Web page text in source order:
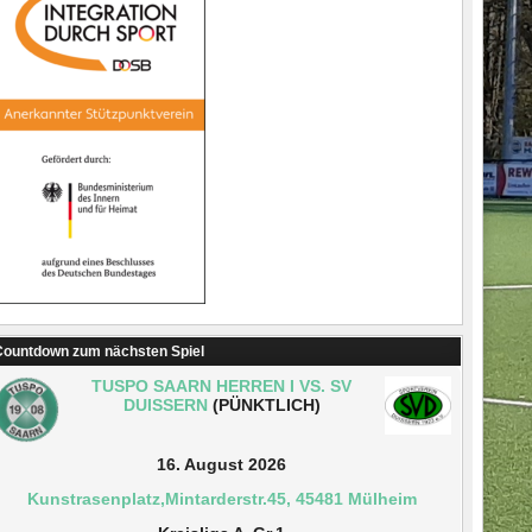
zum nächsten Spiel
TUSPO SAARN HERREN I VS. SV
DUISSERN(PÜNKTLICH)
16. August 2026
Kunstrasenplatz,Mintarderstr.45, 45481 Mülheim